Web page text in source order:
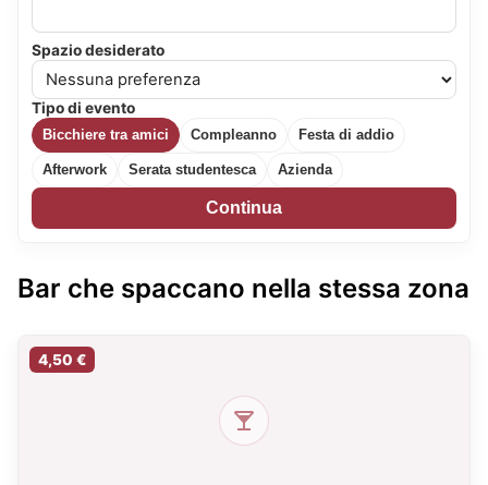
Spazio desiderato
Tipo di evento
Bicchiere tra amici Compleanno Festa di addio
Afterwork Serata studentesca Azienda
Continua
Bar che spaccano nella stessa zona
4,50 €